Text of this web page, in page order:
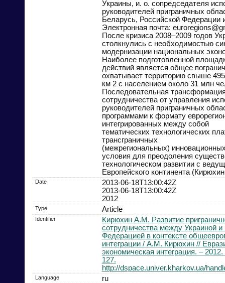
Украины, и. о. сопредседателя
руководителей приграничных
Беларусь, Российской Федерации
Электронная почта:
После кризиса 2008–2009 годов
столкнулись с необходимостью
модернизации национальных
Наиболее подготовленной
действий является общее
охватывает территорию свыше
км 2 с населением около 31 млн
Последовательная трансформация
сотрудничества от управления
руководителей приграничных
программами к формату
интегрированных между собой
тематических технологических
трансграничных
(межрегиональных)
условия для преодоления
технологическом развитии с
Европейского континента
Date
2013-06-18T13:00:42Z
2013-06-18T13:00:42Z
2012
Type Article
Identifier
Кирюхин А.М. Развитие
сотрудничества между Украиной и
Федерацией в контексте
интеграции / А.М. Кирюхин //
экономическая интеграция. –
127.
http://dspace.univer.kharkov.ua/
Language ru